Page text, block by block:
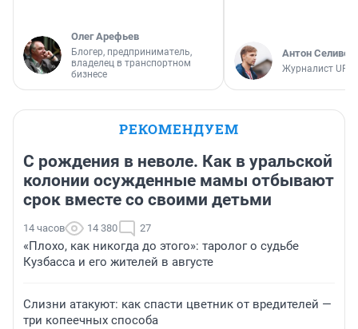
Олег Арефьев
Блогер, предприниматель,
владелец в транспортном
бизнесе
Антон
Журналист
РЕКОМЕНДУЕМ
С рождения в неволе. Как в уральской
колонии осужденные мамы отбывают
срок вместе со своими детьми
14 часов 14 380 27
«Плохо, как никогда до этого»: таролог о судьбе
Кузбасса и его жителей в августе
Слизни атакуют: как спасти цветник от вредителей —
три копеечных способа